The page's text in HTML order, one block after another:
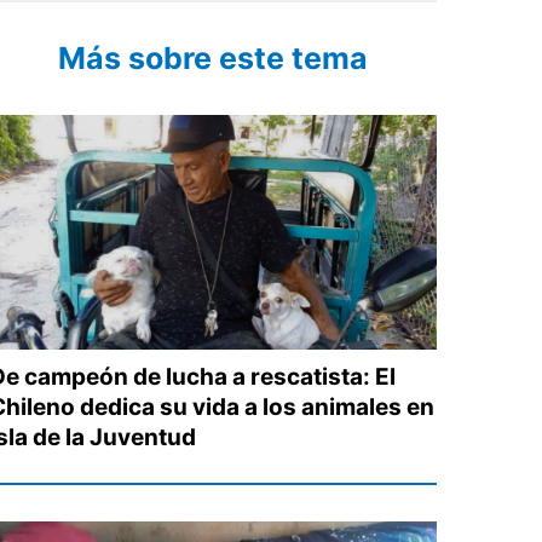
Más sobre este tema
campeón de lucha a rescatista: El
dedica su vida a los animales en
de la Juventud